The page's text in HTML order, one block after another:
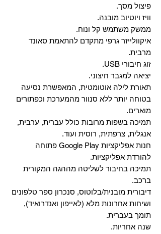
פיצול מסך.
וויז ויוטיוב מובנה.
ממשק משתמש קל ונוח.
איקוולייזר גרפי מתקדם להתאמת סאונד
מרבית.
זוג חיבורי USB.
יציאה למגבר חיצוני.
תאורת לילה אוטומטית, המאפשרת נסיעה
בטוחה יותר ללא סנוור מהמערכת וכפתורים
מוארים.
תמיכה בשפות מרובות כולל עברית, ערבית,
אנגלית, צרפתית, רוסית ועוד.
‏חנות אפליקציות Google Play פתוחה
להורדת אפליקציות.
‏תמיכה בחיבור לשליטה מההגה המקורית
ברכב.
‏דיבורית מובנית/בלוטוס, ‏סנכרון ספר טלפונים
ושיחות אחרונות מלא (לאייפון ואנדרואיד),
תומך בעברית.
שנה אחריות.